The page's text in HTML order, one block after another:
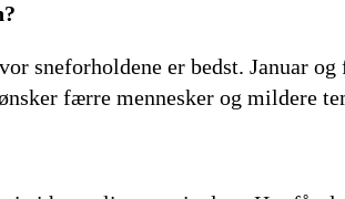
sneforholdene er bedst. Januar
færre mennesker og mildere